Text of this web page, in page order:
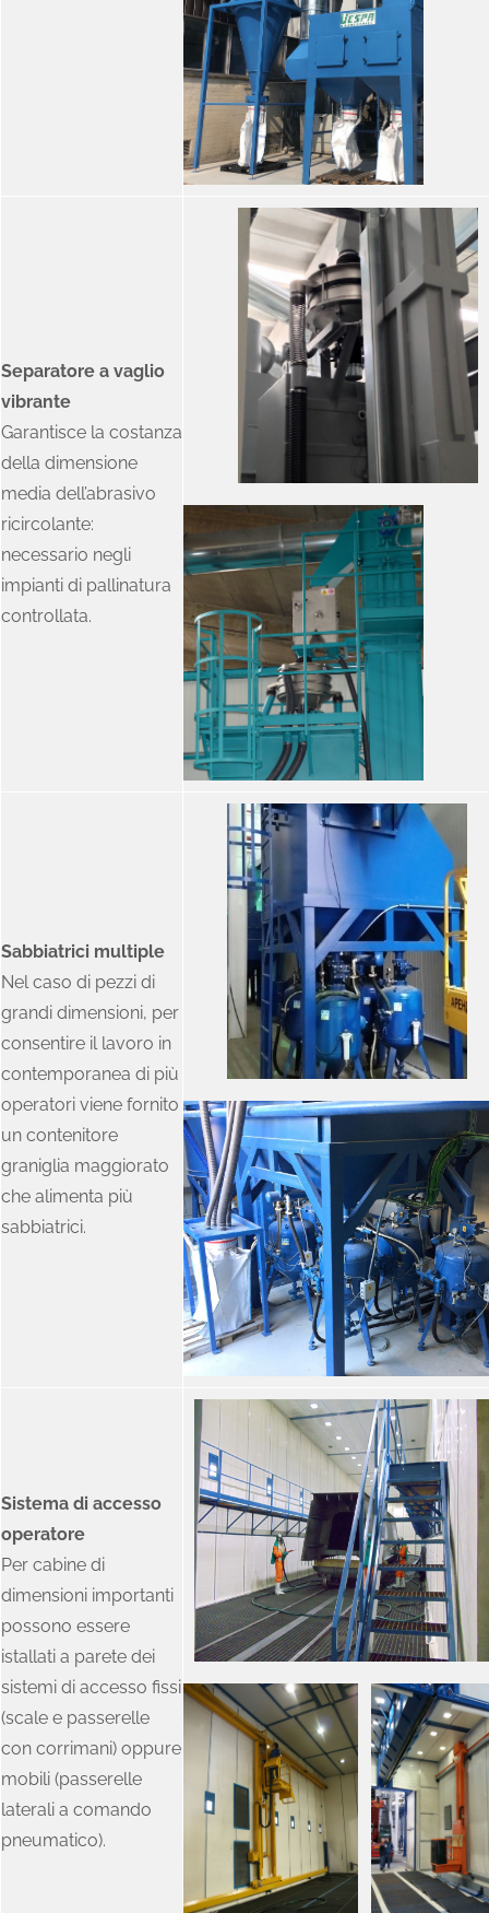
Separatore a vaglio
vibrante
Garantisce la costanza
della dimensione
media dell’abrasivo
ricircolante:
necessario negli
impianti di pallinatura
controllata.
Sabbiatrici multiple
Nel caso di pezzi di
grandi dimensioni, per
consentire il lavoro in
contemporanea di più
operatori viene fornito
un contenitore
graniglia maggiorato
che alimenta più
sabbiatrici.
Sistema di accesso
operatore
Per cabine di
dimensioni importanti
possono essere
istallati a parete dei
sistemi di accesso fissi
(scale e passerelle
con corrimani) oppure
mobili (passerelle
laterali a comando
pneumatico).